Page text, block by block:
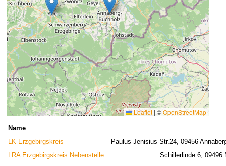
Leaflet | ©OpenStreetMap
Name
LK Erzgebirgskreis
Paulus-Jenisius-Str.24, 09456
LRA Erzgebirgskreis Nebenstelle
Schillerlinde 6, 09496